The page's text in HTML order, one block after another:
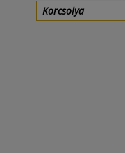
Korcsolya